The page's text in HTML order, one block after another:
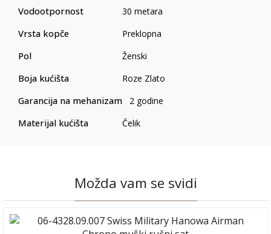
Vodootpornost 30 metara
Vrsta kopče Preklopna
Pol Ženski
Boja kućišta Roze Zlato
Garancija na mehanizam 2 godine
Materijal kućišta Čelik
Možda vam se svidi